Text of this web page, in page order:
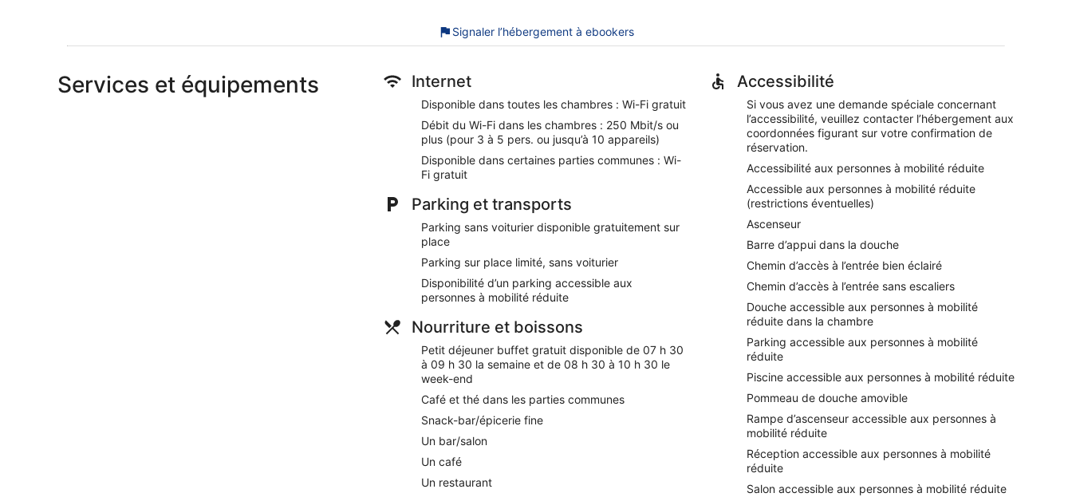
Les activités de loisir répertoriées ci-dessous sont accessibles directement sur place ou à proximité. Ces activités
Vous pouvez savourer un moment de détente et de douceur dans l'une des 8 salles de soins du spa de
l'hébergement. Les services proposés incluent des massages aux pierres chaudes, des massages suédois, des
soins du visage et un service de manucure et pédicure. Le spa comprend un sauna. Le spa est ouvert tous les jours.
Spa Hotel Runnin Kartanohotelli offre des prestations de choix comme le petit déjeuner gratuit, l'accès Wi-Fi à
Internet gratuit et un parking gratuit. Cet hébergement propose des services et équipements pour chouchouter les
boules de tous poils, notamment des gamelles pour l'eau et la nourriture.
Wi-Fi gratuit (vitesse : 250 Mbit/s ou plus (pour 3 à 5 pers. ou jusqu’à 10 appareils))
Parking sans service de voiturier gratuit
Pour vous détendre autour d'un verre ou manger un petit quelque chose, le choix ne manque pas puisque vous
trouverez sur place un café, un restaurant et un bar / salon
Pour vous délasser après une journée de visites, vous trouverez sur place une piscine couverte
Vous pourrez vous faire plaisir au spa qui offre des soins du visage, des massages aux pierres chaudes ou
encore un service de manucure et pédicure au spa
Parmi les prestations offertes, on trouve des salles de réunion, un ascenseur et du café dans les espaces
communs
Sauna, aire de jeux et location de vélos : passez un séjour actif mémorable grâce aux nombreux loisirs proposés
sur place
À 20,4 km de Ancienne église d'Iisalmi et à 22,7 km de Musée de sciences naturelles d'Iisalmi
Les animaux de compagnie sont admis moyennant un supplément
Des services et équipements sont disponibles pour chouchouter les boules de tous poils, notamment des
gamelles pour l'eau et la nourriture
Signaler l’hébergement à ebookers
Services et équipements Internet
Disponible dans toutes les chambres : Wi-Fi gratuit
Débit du Wi-Fi dans les chambres : 250 Mbit/s ou
plus (pour 3 à 5 pers. ou jusqu’à 10 appareils)
Disponible dans certaines parties communes : Wi-
Fi gratuit
Parking et transports
Parking sans voiturier disponible gratuitement sur
place
Parking sur place limité, sans voiturier
Disponibilité d’un parking accessible aux
personnes à mobilité réduite
Nourriture et boissons
Petit déjeuner buffet gratuit disponible de 07 h 30
à 09 h 30 la semaine et de 08 h 30 à 10 h 30 le
week-end
Café et thé dans les parties communes
Snack-bar/épicerie fine
Un bar/salon
Un café
Un restaurant
Accessibilité
Si vous avez une demande spéciale concernant
l’accessibilité, veuillez contacter l’hébergement aux
coordonnées figurant sur votre confirmation de
réservation.
Accessibilité aux personnes à mobilité réduite
Accessible aux personnes à mobilité réduite
(restrictions éventuelles)
Ascenseur
Barre d’appui dans la douche
Chemin d’accès à l’entrée bien éclairé
Chemin d’accès à l’entrée sans escaliers
Douche accessible aux personnes à mobilité
réduite dans la chambre
Parking accessible aux personnes à mobilité
réduite
Piscine accessible aux personnes à mobilité réduite
Pommeau de douche amovible
Rampe d’ascenseur accessible aux personnes à
mobilité réduite
Réception accessible aux personnes à mobilité
réduite
Salon accessible aux personnes à mobilité réduite